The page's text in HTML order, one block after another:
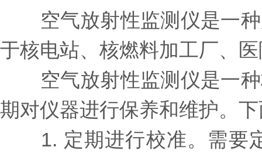
空气放射性监测仪是一种
于核电站、核燃料加工厂、
空气放射性监测仪是一种
期对仪器进行保养和维护。
1. 定期进行校准。需要定